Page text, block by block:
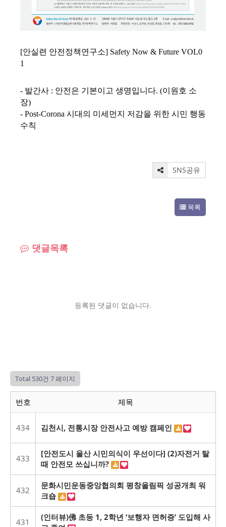
[안실련 안전정책연구소] Safety Now & Future VOL0
1
- 발간사 : 안전은 기본이고 생명입니다. (이원호 소
장)
- Post-Corona 시대의 미세먼지 저감을 위한 시민 행동
수칙
SNS공유
목록
댓글목록
등록된 댓글이 없습니다.
Total 530건 7 페이지
번호 제목
434 김천시, 전통시장 안전사고 예방 캠페인
433
[안전도시 울산 시민의식이 우선이다] (2)자전거 탈
때 안전모 쓰십니까?
432
문화시민운동중앙협의회 평창올림픽 성공개최 워
크숍
431
(인터뷰)佛 초등 1, 2학년 ‘보행자 면허증’ 도입해 사